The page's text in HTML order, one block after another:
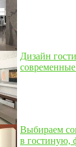
Дизайн
Выбираем
в гостиную,